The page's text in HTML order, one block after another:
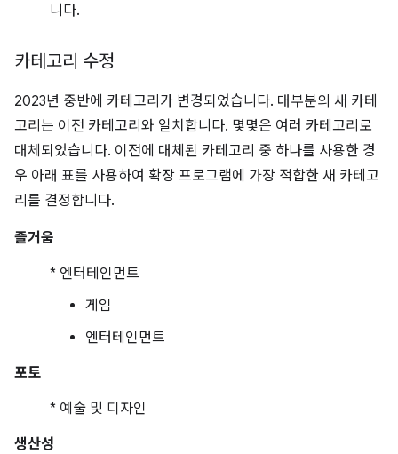
니다.
카테고리 수정
2023년 중반에 카테고리가 변경되었습니다. 대부분의 새 카테
고리는 이전 카테고리와 일치합니다. 몇몇은 여러 카테고리로
대체되었습니다. 이전에 대체된 카테고리 중 하나를 사용한 경
우 아래 표를 사용하여 확장 프로그램에 가장 적합한 새 카테고
리를 결정합니다.
즐거움
* 엔터테인먼트
게임
엔터테인먼트
포토
* 예술 및 디자인
생산성